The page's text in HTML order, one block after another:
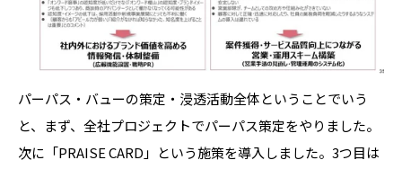
パーパス・バューの策定・浸透活動全体ということでいう
と、まず、全社プロジェクトでパーパス策定をやりました。
次に「PRAISE CARD」という施策を導入しました。 3つ目は